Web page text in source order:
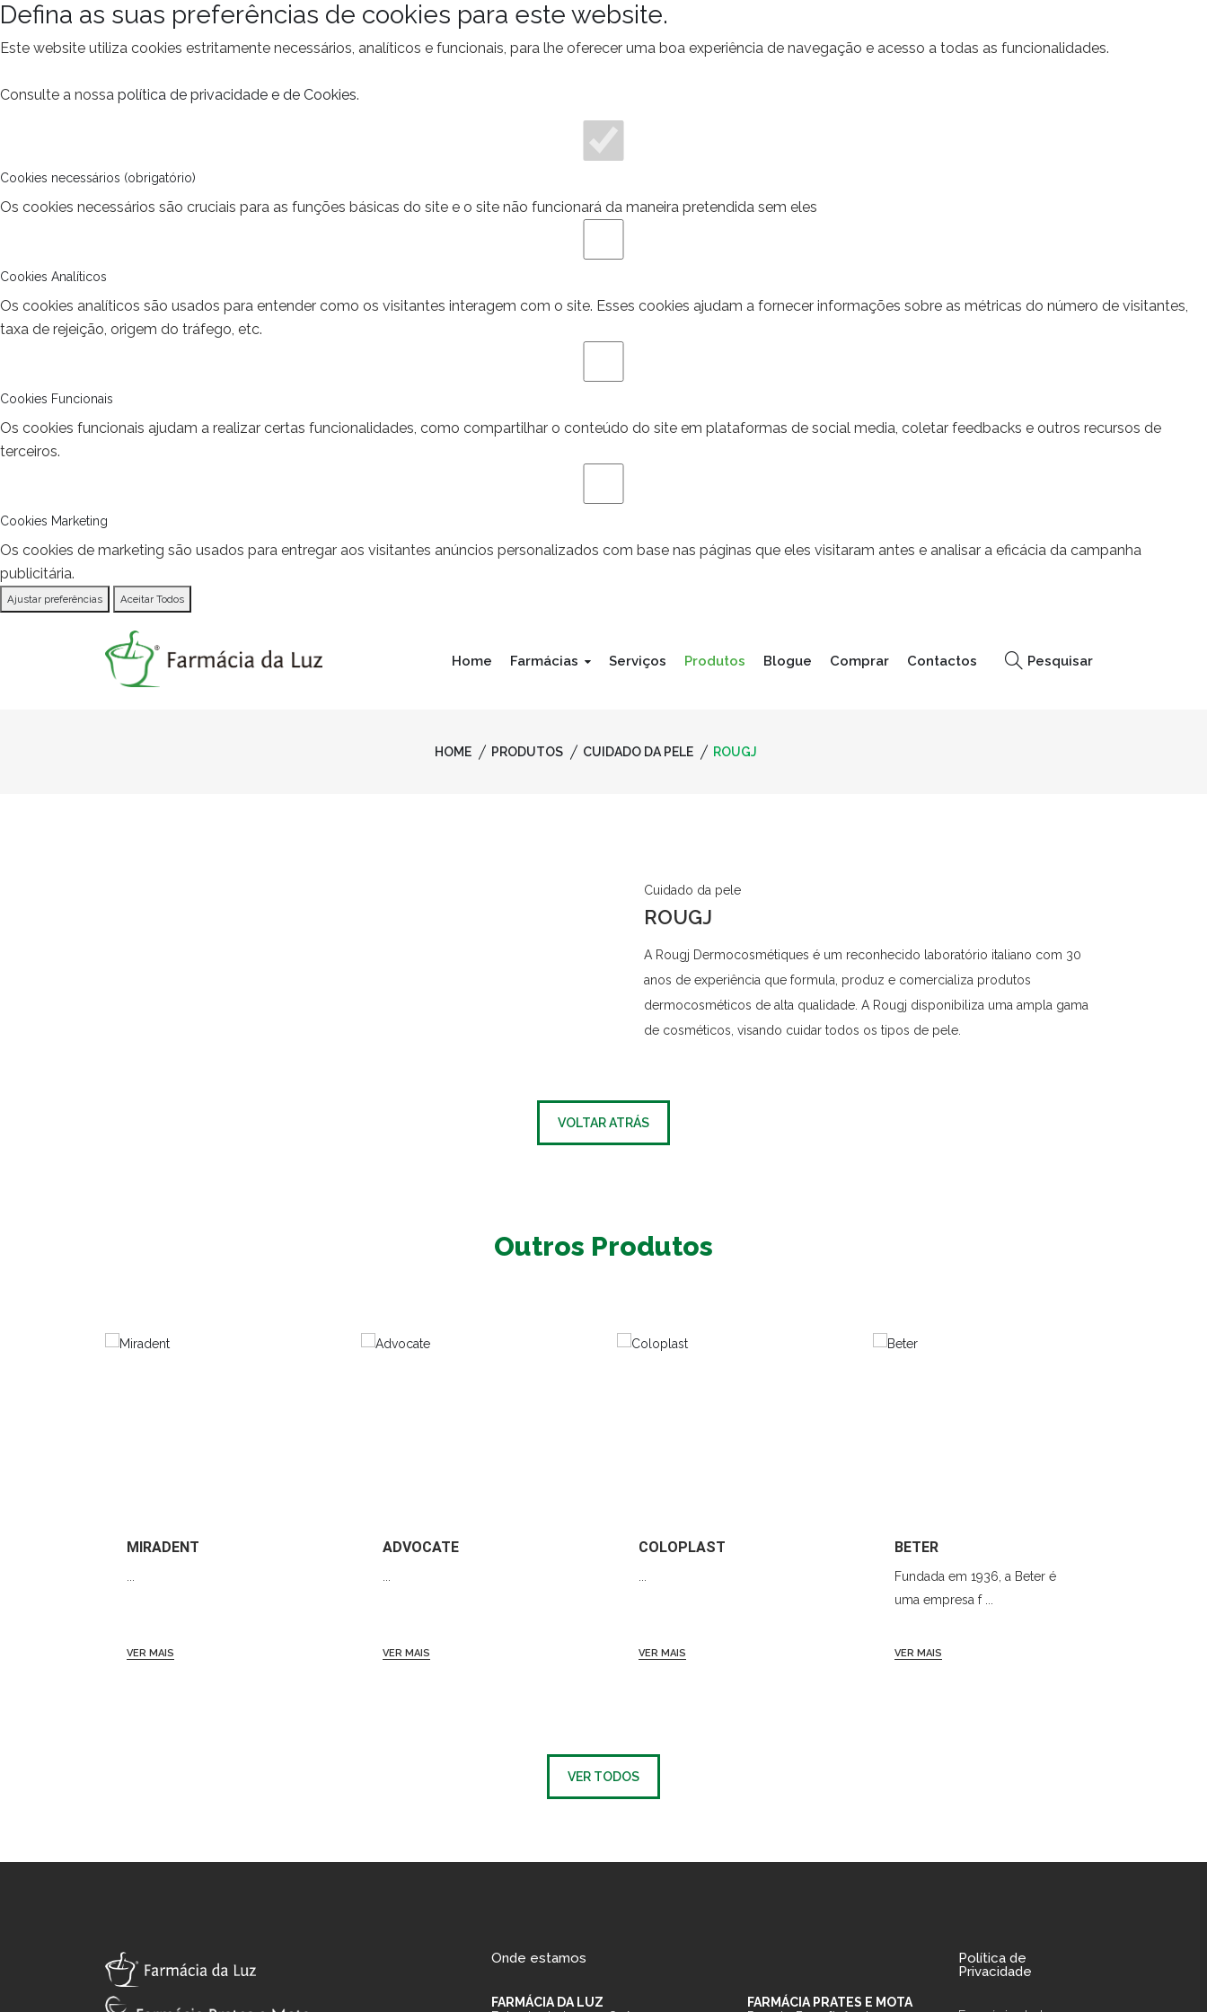
Defina as suas preferências de cookies para este website.
Este website utiliza cookies estritamente necessários, analíticos e funcionais, para lhe oferecer uma boa experiência de navegação e acesso a todas as funcionalidades.
Consulte a nossa política de privacidade e de Cookies.
Cookies necessários (obrigatório)
Os cookies necessários são cruciais para as funções básicas do site e o site não funcionará da maneira pretendida sem eles
Cookies Analíticos
Os cookies analíticos são usados para entender como os visitantes interagem com o site. Esses cookies ajudam a fornecer informações sobre as métricas do número de visitantes,
taxa de rejeição, origem do tráfego, etc.
Cookies Funcionais
Os cookies funcionais ajudam a realizar certas funcionalidades, como compartilhar o conteúdo do site em plataformas de social media, coletar feedbacks e outros recursos de
terceiros.
Cookies Marketing
Os cookies de marketing são usados para entregar aos visitantes anúncios personalizados com base nas páginas que eles visitaram antes e analisar a eficácia da campanha
publicitária.
Ajustar preferências Aceitar Todos
Home Farmácias Serviços Produtos Blogue Comprar Contactos Pesquisar
HOME PRODUTOS CUIDADO DA PELE ROUGJ
Cuidado da pele
ROUGJ
A Rougj Dermocosmétiques é um reconhecido laboratório italiano com 30
anos de experiência que formula, produz e comercializa produtos
dermocosméticos de alta qualidade. A Rougj disponibiliza uma ampla gama
de cosméticos, visando cuidar todos os tipos de pele.
VOLTAR ATRÁS
Outros Produtos
MIRADENT
VER MAIS
ADVOCATE
VER MAIS
COLOPLAST
VER MAIS
BETER
Fundada em 1936, a Beter é
uma empresa f ...
VER MAIS
VER TODOS
Onde estamos
FARMÁCIA DA LUZ
FARMÁCIA PRATES E MOTA
Política de
Privacidade